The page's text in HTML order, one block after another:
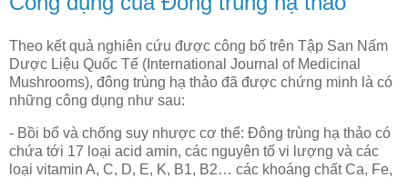
Theo kết quả nghiên cứu được công bố trên Tập San Nấm
Dược Liệu Quốc Tế (International Journal of Medicinal
Mushrooms), đông trùng hạ thảo đã được chứng minh là có
những công dụng như sau:
- Bồi bổ và chống suy nhược cơ thể: Đông trùng hạ thảo có
chứa tới 17 loại acid amin, các nguyên tố vi lượng và các
loại vitamin A, C, D, E, K, B1, B2… các khoáng chất Ca, Fe,